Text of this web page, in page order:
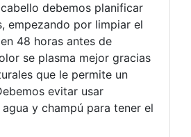
debemos planificar
empezando por limpiar el
48 horas antes de
se plasma mejor gracias
que le permite un
evitar usar
y champú para tener el